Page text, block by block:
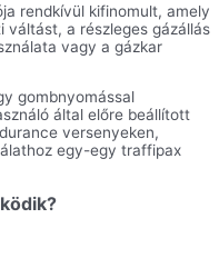
rendkívül kifinomult, amely
váltást, a részleges gázállás
vagy a gázkar
gombnyomással
által előre beállított
versenyeken,
egy-egy traffipax